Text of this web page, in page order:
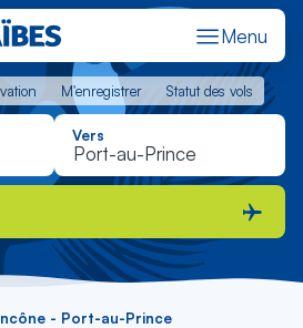
Menu
M'enregistrer Statut des vols
M'enregistrer Statut des vols
Vers
- Port-au-Prince